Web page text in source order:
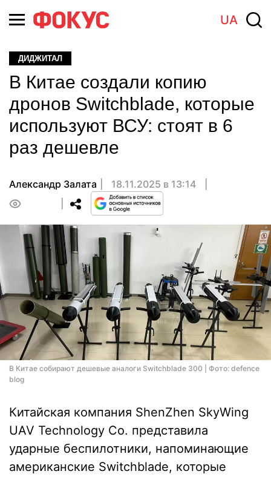
UA
ДИДЖИТАЛ
В Китае создали копию
дронов Switchblade, которые
используют ВСУ: стоят в 6
раз дешевле
Александр Залата
18.11.2025 в 13:14
В Китае собирают дешевые аналоги Switchblade 300 | Фото: defence
blog
Китайская компания ShenZhen SkyWing
UAV Technology Co. представила
ударные беспилотники, напоминающие
американские Switchblade, которые